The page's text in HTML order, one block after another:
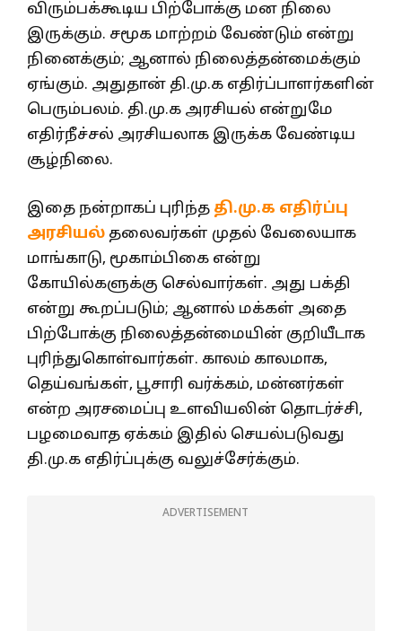
விரும்பக்கூடிய பிற்போக்கு மன நிலை
இருக்கும். சமூக மாற்றம் வேண்டும் என்று
நினைக்கும்; ஆனால் நிலைத்தன்மைக்கும்
ஏங்கும். அதுதான் தி.மு.க எதிர்ப்பாளர்களின்
பெரும்பலம். தி.மு.க அரசியல் என்றுமே
எதிர்நீச்சல் அரசியலாக இருக்க வேண்டிய
சூழ்நிலை.
இதை நன்றாகப் புரிந்த தி.மு.க எதிர்ப்பு
அரசியல் தலைவர்கள் முதல் வேலையாக
மாங்காடு, மூகாம்பிகை என்று
கோயில்களுக்கு செல்வார்கள். அது பக்தி
என்று கூறப்படும்; ஆனால் மக்கள் அதை
பிற்போக்கு நிலைத்தன்மையின் குறியீடாக
புரிந்துகொள்வார்கள். காலம் காலமாக,
தெய்வங்கள், பூசாரி வர்க்கம், மன்னர்கள்
என்ற அரசமைப்பு உளவியலின் தொடர்ச்சி,
பழமைவாத ஏக்கம் இதில் செயல்படுவது
தி.மு.க எதிர்ப்புக்கு வலுச்சேர்க்கும்.
ADVERTISEMENT